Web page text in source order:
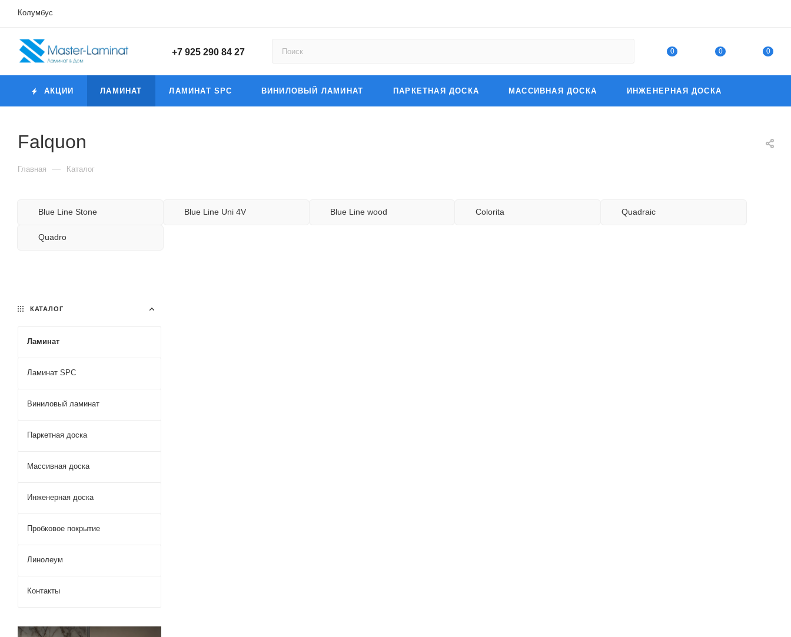
Колумбус
+7 925 290 84 27 0 0 0
АКЦИИ ЛАМИНАТ ЛАМИНАТ SPC ВИНИЛОВЫЙ ЛАМИНАТ ПАРКЕТНАЯ ДОСКА МАССИВНАЯ ДОСКА ИНЖЕНЕРНАЯ ДОСКА
Falquon
Главная — Каталог
Blue Line Stone Blue Line Uni 4V Blue Line wood Colorita Quadraic
Quadro
КАТАЛОГ
Ламинат
Ламинат SPC
Виниловый ламинат
Паркетная доска
Массивная доска
Инженерная доска
Пробковое покрытие
Линолеум
Контакты